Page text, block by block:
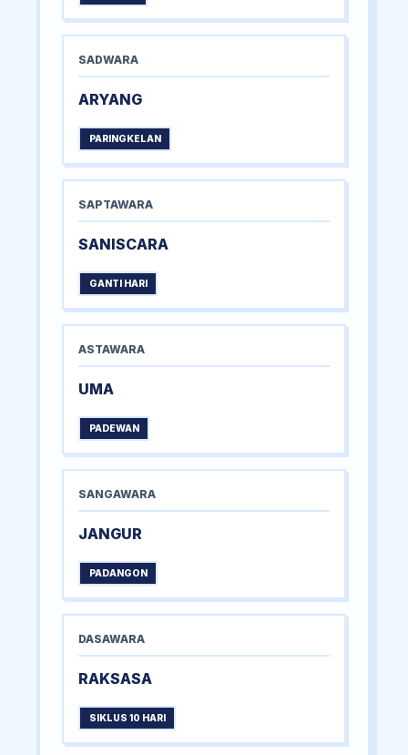
SADWARA
ARYANG
PARINGKELAN
SAPTAWARA
SANISCARA
GANTI HARI
ASTAWARA
UMA
PADEWAN
SANGAWARA
JANGUR
PADANGON
DASAWARA
RAKSASA
SIKLUS 10 HARI